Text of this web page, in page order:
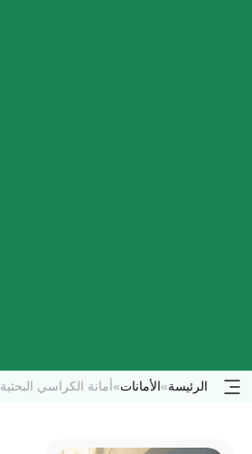
الرئيسة»الأمانات» أمانة الكراسي البحثية